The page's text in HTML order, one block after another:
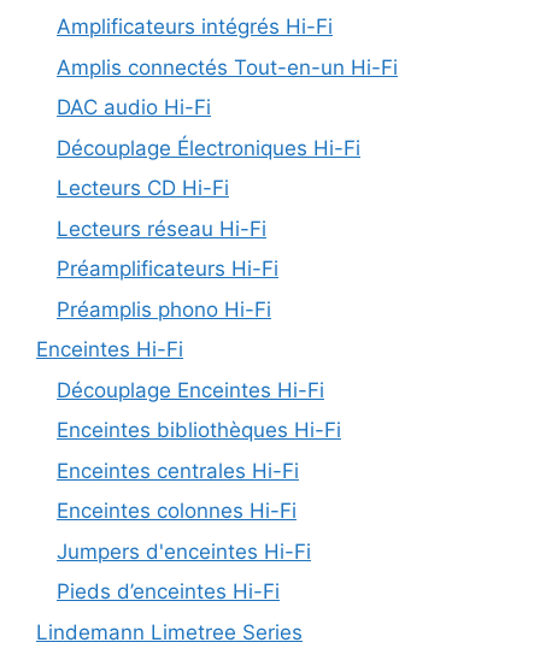
Amplificateurs intégrés Hi-Fi
Amplis connectés Tout-en-un Hi-Fi
DAC audio Hi-Fi
Découplage Électroniques Hi-Fi
Lecteurs CD Hi-Fi
Lecteurs réseau Hi-Fi
Préamplificateurs Hi-Fi
Préamplis phono Hi-Fi
Enceintes Hi-Fi
Découplage Enceintes Hi-Fi
Enceintes bibliothèques Hi-Fi
Enceintes centrales Hi-Fi
Enceintes colonnes Hi-Fi
Jumpers d'enceintes Hi-Fi
Pieds d’enceintes Hi-Fi
Lindemann Limetree Series